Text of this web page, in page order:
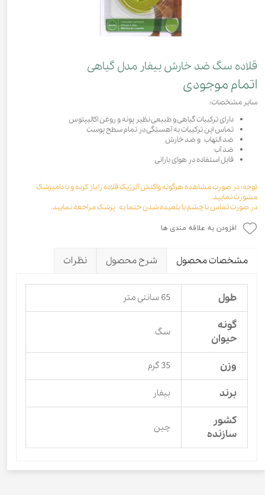
قلاده سگ ضد خارش بیفار مدل گیاهی
اتمام موجودی
سایر مشخصات:
دارای ترکیبات گیاهی و طبیعی نظیر پونه و روغن اکالیپتوس
تماس این ترکیبات به آهستگی در تمام سطح پوست
ضد التهاب و ضد خارش
ضد آب
قابل استفاده در هوای بارانی
توجه: در صورت مشاهده هرگونه واکنش آلرژیک قلاده را باز کرده و با دامپزشک
مشورت نمایید.
در صورت تماس با چشم یا بلعیده شدن حتما به پزشک مراجعه نمایید.
افزودن به علاقه مندی ها
مشخصات محصول شرح محصول نظرات
طول 65 سانتی متر
گونه
حیوان
سگ
وزن 35 گرم
برند بیفار
کشور
سازنده
چین